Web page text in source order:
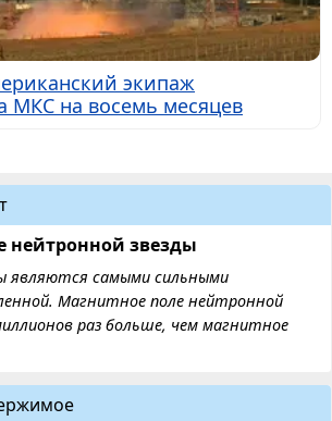
экипаж
МКС на восемь месяцев
нейтронной звезды
являются самыми сильными
Магнитное поле нейтронной
раз больше, чем магнитное